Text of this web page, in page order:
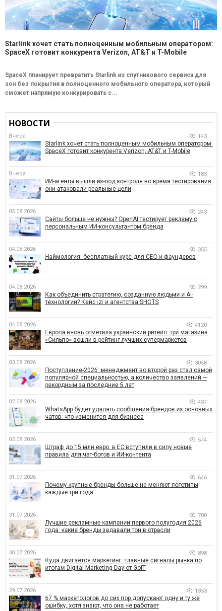
Starlink хочет стать полноценным мобильным оператором:
SpaceX готовит конкурента Verizon, AT&T и T-Mobile
SpaceX планирует превратить Starlink из спутникового сервиса для
зон без покрытия в полноценного мобильного оператора, который
сможет напрямую конкурировать с...
НОВОСТИ
Вчера 143
Starlink хочет стать полноценным мобильным оператором:
SpaceX готовит конкурента Verizon, AT&T и T-Mobile
Вчера 183
ИИ-агенты вышли из-под контроля во время тестирования:
они атаковали реальные цели
05.08.2026 243
Сайты больше не нужны? OpenAI тестирует рекламу с
персональным ИИ-консультантом бренда
04.08.2026 355
Наймология: бесплатный курс для CEO и фаундеров
04.08.2026 299
Как объединить стратегию, созданную людьми и AI-
технологии? Кейс izi и агентства SHOTS
04.08.2026 4120
Европа вновь отметила украинский ритейл: три магазина
«Сильпо» вошли в рейтинг лучших супермаркетов
03.08.2026 3058
Поступление-2026: менеджмент во второй раз стал самой
популярной специальностью, а количество заявлений —
рекордным за последние 5 лет
02.08.2026 437
WhatsApp будет удалять сообщения брендов из основных
чатов: что изменится для бизнеса
02.08.2026 574
Штраф до 15 млн евро: в ЕС вступили в силу новые
правила для чат-ботов и ИИ-контента
31.07.2026 646
Почему крупные бренды больше не меняют логотипы
каждые три года
31.07.2026 708
Лучшие рекламные кампании первого полугодия 2026
года: какие бренды задавали тон в отрасли
30.07.2026 898
Куда двигается маркетинг: главные сигналы рынка по
итогам Digital Marketing Day от GoIT
29.07.2026 1353
67 % маркетологов до сих пор допускают одну и ту же
ошибку, хотя знают, что она не работает